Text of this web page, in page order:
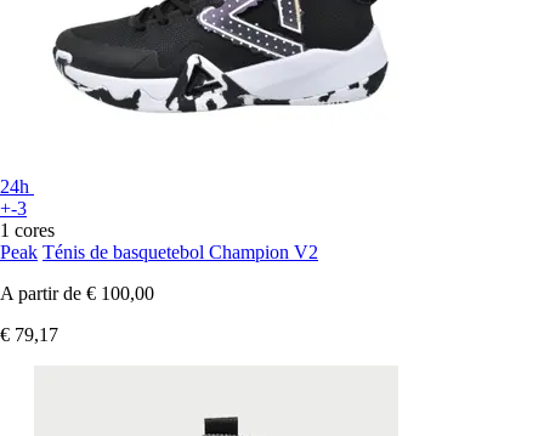
24h
+-3
1 cores
Peak Ténis de basquetebol Champion V2
A partir de € 100,00
€ 79,17